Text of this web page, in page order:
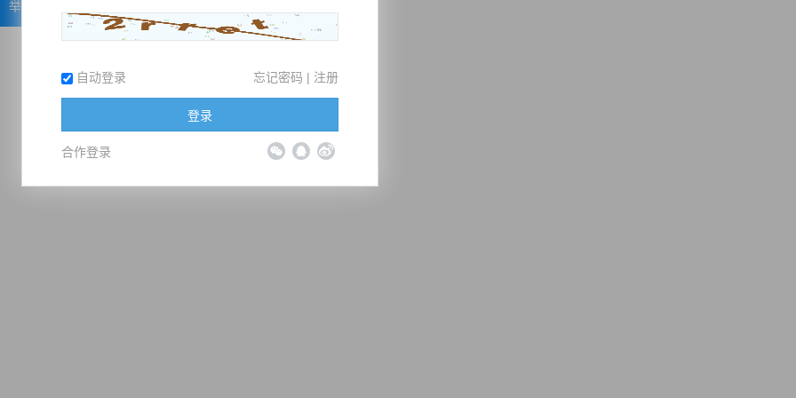
举报
自动登录 忘记密码 | 注册
登录
合作登录